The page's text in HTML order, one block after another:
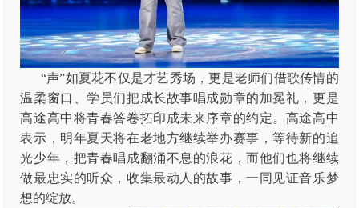
“声”如夏花不仅是才艺秀场，更是老师们借歌传情的
温柔窗口、学员们把成长故事唱成勋章的加冕礼，更是
高途高中将青春答卷拓印成未来序章的约定。高途高中
表示，明年夏天将在老地方继续举办赛事，等待新的追
光少年，把青春唱成翻涌不息的浪花，而他们也将继续
做最忠实的听众，收集最动人的故事，一同见证音乐梦
想的绽放。